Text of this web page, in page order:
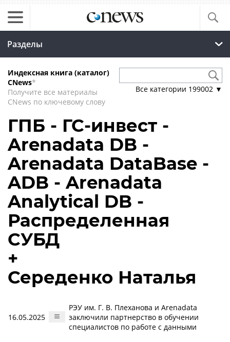
Разделы
Индексная книга (каталог)
CNews*
Получите все материалы
CNews по ключевому слову
Все категории 199002 ▼
ГПБ - ГС-инвест -
Arenadata DB -
Arenadata DataBase -
ADB - Arenadata
Analytical DB -
Распределенная
СУБД
+
Середенко Наталья
16.05.2025
РЭУ им. Г. В. Плеханова и Arenadata
заключили партнерство в обучении
специалистов по работе с данными